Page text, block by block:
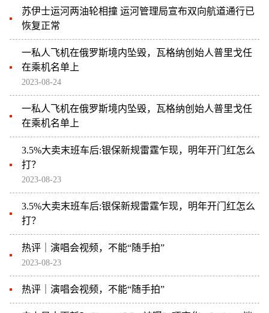
苏伊士运河两油轮相撞 运河管理局宣布双向航道通行已
恢复正常
一私人飞机在俄罗斯境内坠毁，瓦格纳创始人普里戈任
在乘机名单上
2023-08-24
一私人飞机在俄罗斯境内坠毁，瓦格纳创始人普里戈任
在乘机名单上
3.5%大卖末班车后:银保新规雷霆乍现，明年开门红怎么
打？
2023-08-23
3.5%大卖末班车后:银保新规雷霆乍现，明年开门红怎么
打？
热评｜演唱会视频，不能“随手拍”
2023-08-23
热评｜演唱会视频，不能“随手拍”